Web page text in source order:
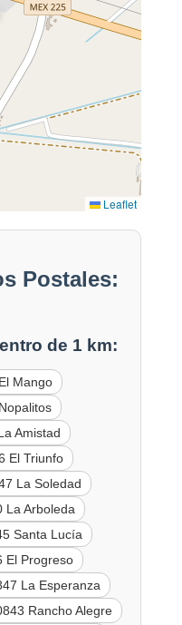
Leaflet
Postales:
de 1 km:
Mango
Amistad
El Triunfo
La Soledad
La Arboleda
Santa Lucía
El Progreso
La Esperanza
Rancho Alegre